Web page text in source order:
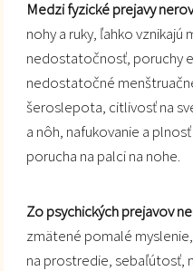
Medzi fyzické prejavy
nohy a ruky, ľahko vznikajú
nedostatočnosť, poruchy
nedostatočné
šeroslepota, citlivosť na
a nôh, nafukovanie a
porucha na palci na nohe.
Zo psychických prejavov
zmätené pomalé
na prostredie, sebaľútosť,